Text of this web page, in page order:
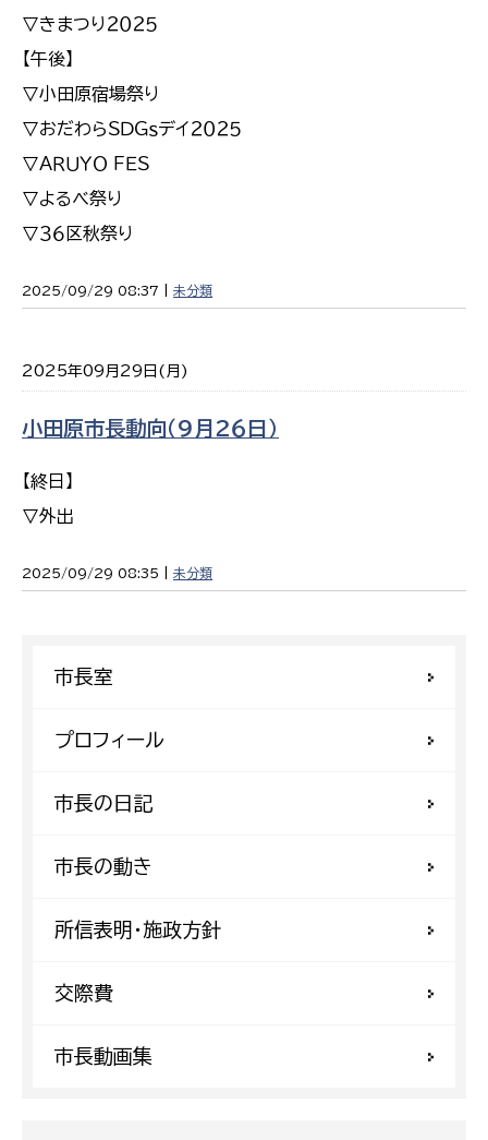
▽きまつり２０２５
【午後】
▽小田原宿場祭り
▽おだわらＳＤＧｓデイ２０２５
▽ＡＲＵＹＯ ＦＥＳ
▽よるべ祭り
▽３６区秋祭り
2025/09/29 08:37 | 未分類
2025年09月29日(月)
小田原市長動向（９月２６日）
【終日】
▽外出
2025/09/29 08:35 | 未分類
市長室
プロフィール
市長の日記
市長の動き
所信表明・施政方針
交際費
市長動画集